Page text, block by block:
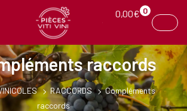
0,00€ 0
raccords
RACCORDS
Compléments
raccords
des cookies